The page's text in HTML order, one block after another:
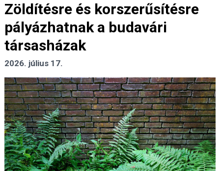
Zöldítésre és korszerűsítésre
pályázhatnak a budavári
társasházak
2026. július 17.